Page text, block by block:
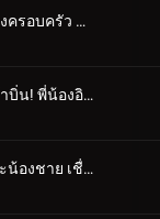
ตอนที่ 8 วันหยุดของครอบครัว สวรรค์และนรก!
ตอนที่ 9 คาเงโร่ผู้บ้าบิ่น! พี่น้องอิการาชิแตกสลาย!
ตอนที่ 10 พี่ชายและน้องชาย เชื่อใจคุณ